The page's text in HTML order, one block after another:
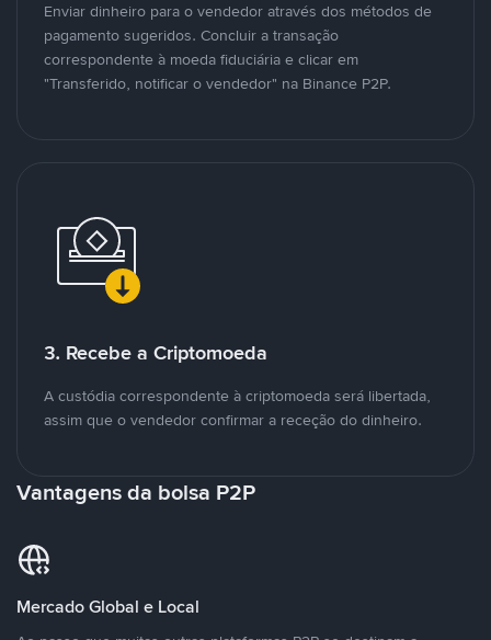
Enviar dinheiro para o vendedor através dos métodos de
pagamento sugeridos. Concluir a transação
correspondente à moeda fiduciária e clicar em
"Transferido, notificar o vendedor" na Binance P2P.
3. Recebe a Criptomoeda
A custódia correspondente à criptomoeda será libertada,
assim que o vendedor confirmar a receção do dinheiro.
Vantagens da bolsa P2P
Mercado Global e Local